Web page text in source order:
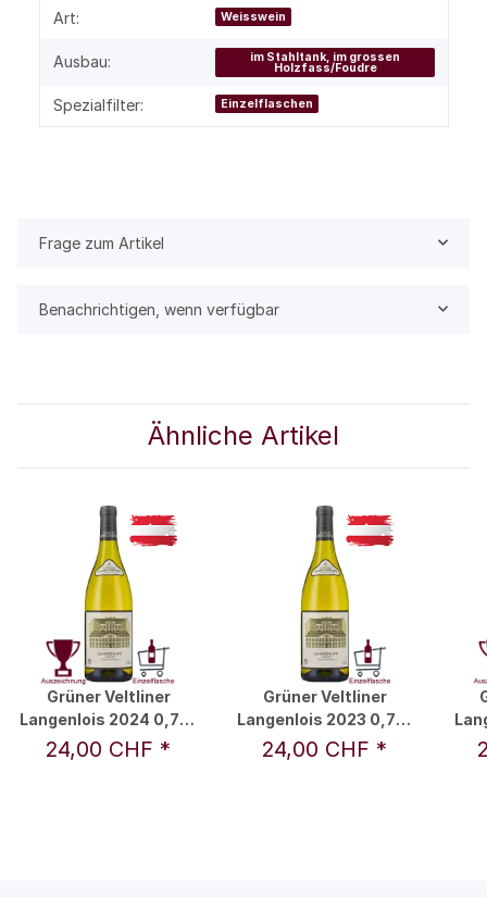
Art: Weisswein
Ausbau: im Stahltank, im grossen
Holzfass/Foudre
Spezialfilter: Einzelflaschen
Frage zum Artikel
Benachrichtigen, wenn verfügbar
Ähnliche Artikel
Grüner Veltliner
Langenlois 2024 0,75 l
- Weingut Schloss
Gobelsburg
24,00 CHF *
Grüner Veltliner
Langenlois 2023 0,75 l
- Weingut Schloss
Gobelsburg
24,00 CHF *
-